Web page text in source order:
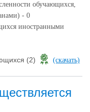
обучающихся,
- 0
иностранными
(2) (скачать)